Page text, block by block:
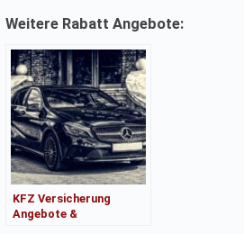
Weitere Rabatt Angebote:
KFZ Versicherung
Angebote &